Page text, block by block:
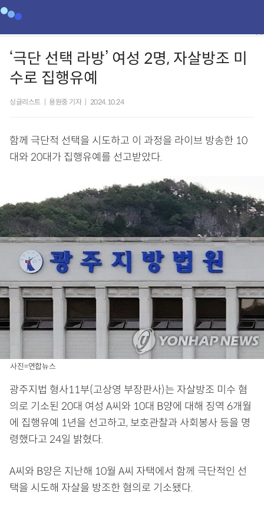
‘극단 선택 라방’ 여성 2명, 자살방조 미
수로 집행유예
싱글리스트 용원중 기자 2024.10.24
함께 극단적 선택을 시도하고 이 과정을 라이브 방송한 10
대와 20대가 집행유예를 선고받았다.
사진=연합뉴스
광주지법 형사11부(고상영 부장판사)는 자살방조 미수 혐
의로 기소된 20대 여성 A씨와 10대 B양에 대해 징역 6개월
에 집행유예 1년을 선고하고, 보호관찰과 사회봉사 등을 명
령했다고 24일 밝혔다.
A씨와 B양은 지난해 10월 A씨 자택에서 함께 극단적인 선
택을 시도해 자살을 방조한 혐의로 기소됐다.